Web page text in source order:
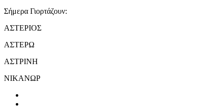
Σήμερα Γιορτάζουν:
ΑΣΤΕΡΙΟΣ
ΑΣΤΕΡΩ
ΑΣΤΡΙΝΗ
ΝΙΚΑΝΩΡ